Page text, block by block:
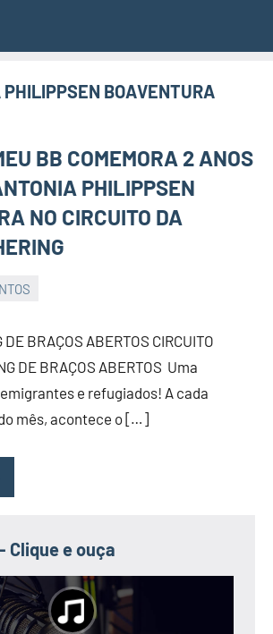
PHILIPPSEN BOAVENTURA
BB COMEMORA 2 ANOS
PHILIPPSEN
NO CIRCUITO DA
DE BRAÇOS ABERTOS CIRCUITO
DE BRAÇOS ABERTOS Uma
e refugiados! A cada
mês, acontece o […]
Clique e ouça